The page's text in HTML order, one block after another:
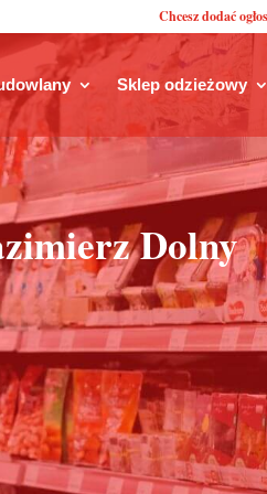
Chcesz dodać
Sklep odzieżowy
Dolny